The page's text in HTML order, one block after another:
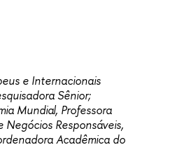
e Internacionais
Sênior;
Mundial, Professora
Responsáveis,
Acadêmica do